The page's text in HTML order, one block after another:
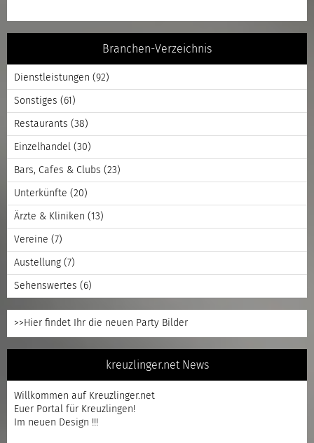
Branchen-Verzeichnis
Dienstleistungen (92)
Sonstiges (61)
Restaurants (38)
Einzelhandel (30)
Bars, Cafes & Clubs (23)
Unterkünfte (20)
Ärzte & Kliniken (13)
Vereine (7)
Austellung (7)
Sehenswertes (6)
>>Hier findet Ihr die neuen Party Bilder
kreuzlinger.net News
Willkommen auf Kreuzlinger.net
Euer Portal für Kreuzlingen!
Im neuen Design !!!